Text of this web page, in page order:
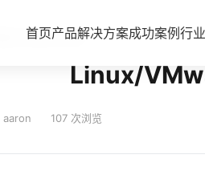
首页产品解决方案成功案例行
IO性能优化实战
Linux/
aaron 107 次浏览